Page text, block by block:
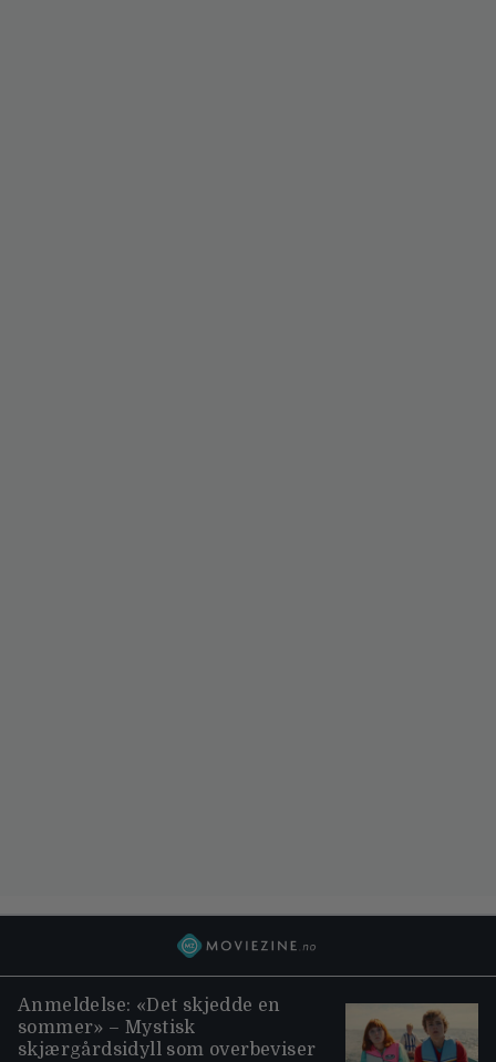
Anmeldelse: «Det skjedde en
sommer» – Mystisk
skjærgårdsidyll som overbeviser